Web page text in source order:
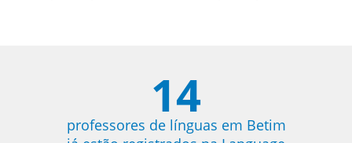
14
professores de línguas em Betim